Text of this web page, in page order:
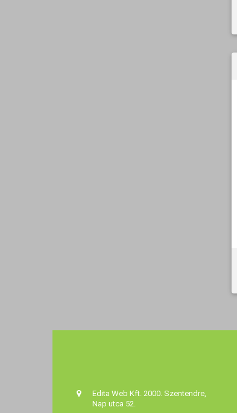
Edita Web Kft. 2000. Szentendre,
Nap utca 52.